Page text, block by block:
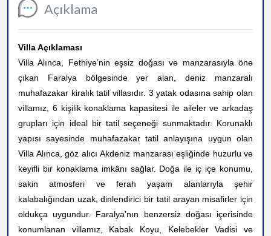
Açıklama
Villa Açıklaması
Villa Alınca, Fethiye’nin eşsiz doğası ve manzarasıyla öne
çıkan Faralya bölgesinde yer alan, deniz manzaralı
muhafazakar kiralık tatil villasıdır. 3 yatak odasına sahip olan
villamız, 6 kişilik konaklama kapasitesi ile aileler ve arkadaş
grupları için ideal bir tatil seçeneği sunmaktadır. Korunaklı
yapısı sayesinde muhafazakar tatil anlayışına uygun olan
Villa Alınca, göz alıcı Akdeniz manzarası eşliğinde huzurlu ve
keyifli bir konaklama imkânı sağlar. Doğa ile iç içe konumu,
sakin atmosferi ve ferah yaşam alanlarıyla şehir
kalabalığından uzak, dinlendirici bir tatil arayan misafirler için
oldukça uygundur. Faralya’nın benzersiz doğası içerisinde
konumlanan villamız, Kabak Koyu, Kelebekler Vadisi ve